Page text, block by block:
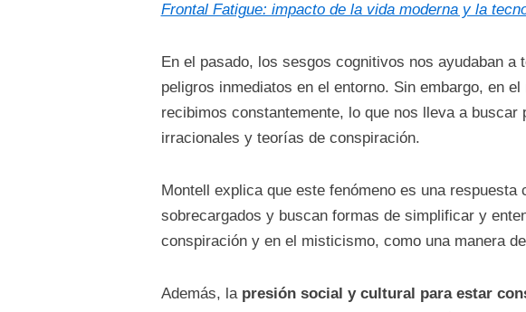
Frontal Fatigue: impacto de la vida moderna y la
En el pasado, los sesgos cognitivos nos ayudaban
peligros inmediatos en el entorno. Sin embargo, en
recibimos constantemente, lo que nos lleva a
irracionales y teorías de conspiración.
Montell explica que este fenómeno es una
sobrecargados y buscan formas de simplificar y
conspiración y en el misticismo, como una manera
Además, la presión social y cultural para estar